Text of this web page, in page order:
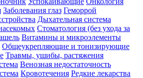
Заболевания глаз Геморрой
Дыхательная система
Стоматология (без ухода за
Витамины и микроэлементы
Общеукрепляющие и тонизирующие
Травмы, ушибы, растяжения
Венозная недостаточность
Кровотечения Редкие лекарства